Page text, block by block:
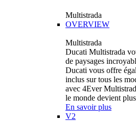
Multistrada
OVERVIEW
Multistrada
Ducati Multistrada
de paysages
Ducati vous offre
inclus sur tous les
avec 4Ever
le monde devient
En savoir plus
V2